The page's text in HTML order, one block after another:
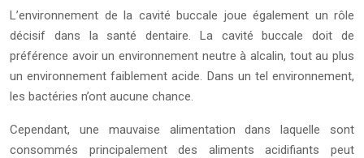
L’environnement de la cavité buccale joue également un rôle
décisif dans la santé dentaire. La cavité buccale doit de
préférence avoir un environnement neutre à alcalin, tout au plus
un environnement faiblement acide. Dans un tel environnement,
les bactéries n’ont aucune chance.
Cependant, une mauvaise alimentation dans laquelle sont
consommés principalement des aliments acidifiants peut